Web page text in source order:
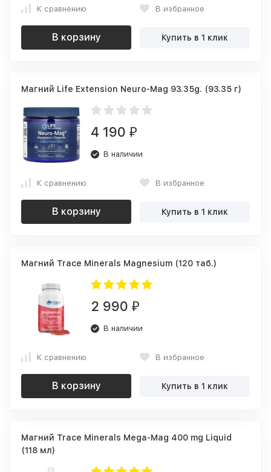
К сравнению В избранное
В корзину Купить в 1 клик
Магний Life Extension Neuro-Mag 93.35g. (93.35 г)
4 190 ₽
В наличии
К сравнению В избранное
В корзину Купить в 1 клик
Магний Trace Minerals Magnesium (120 таб.)
2 990 ₽
В наличии
К сравнению В избранное
В корзину Купить в 1 клик
Магний Trace Minerals Mega-Mag 400 mg Liquid
(118 мл)